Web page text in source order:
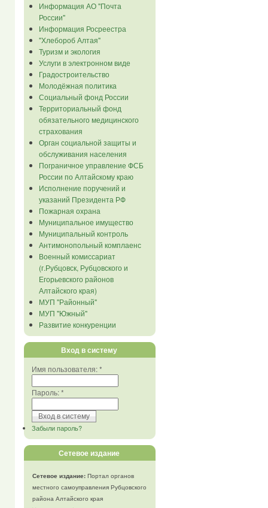
Информация АО "Почта
России"
Информация Росреестра
"Хлебороб Алтая"
Туризм и экология
Услуги в электронном виде
Градостроительство
Молодёжная политика
Социальный фонд России
Территориальный фонд
обязательного медицинского
страхования
Орган социальной защиты и
обслуживания населения
Пограничное управление ФСБ
России по Алтайскому краю
Исполнение поручений и
указаний Президента РФ
Пожарная охрана
Муниципальное имущество
Муниципальный контроль
Антимонопольный комплаенс
Военный комиссариат
(г.Рубцовск, Рубцовского и
Егорьевского районов
Алтайского края)
МУП "Районный"
МУП "Южный"
Развитие конкуренции
Вход в систему
Имя пользователя:*
Пароль:*
Забыли пароль?
Сетевое издание
Сетевое издание:Портал органов
местного самоуправления Рубцовского
района Алтайского края